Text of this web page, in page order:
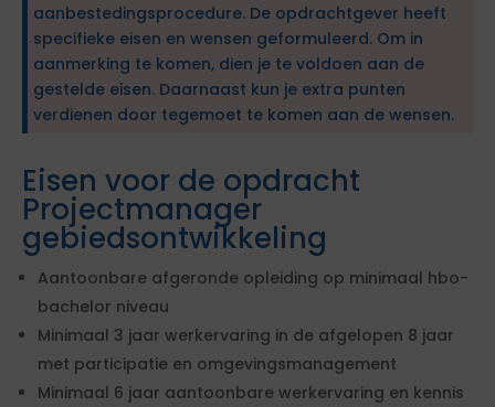
aanbestedingsprocedure. De opdrachtgever heeft
specifieke eisen en wensen geformuleerd. Om in
aanmerking te komen, dien je te voldoen aan de
gestelde eisen. Daarnaast kun je extra punten
verdienen door tegemoet te komen aan de wensen.
Eisen voor de opdracht
Projectmanager
gebiedsontwikkeling
Aantoonbare afgeronde opleiding op minimaal hbo-
bachelor niveau
Minimaal 3 jaar werkervaring in de afgelopen 8 jaar
met participatie en omgevingsmanagement
Minimaal 6 jaar aantoonbare werkervaring en kennis